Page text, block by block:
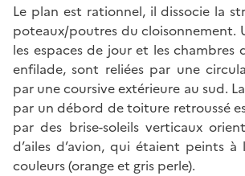
Le plan est rationnel, il dissocie la
poteaux/poutres du cloisonnement.
les espaces de jour et les chambres
enfilade, sont reliées par une
par une coursive extérieure au sud.
par un débord de toiture retroussé
par des brise-soleils verticaux
d’ailes d’avion, qui étaient peints à
couleurs (orange et gris perle).